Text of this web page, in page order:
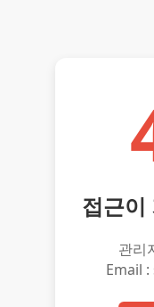
접근이
관리
Email